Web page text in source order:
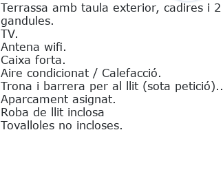
Terrassa amb taula exterior, cadires i 2
gandules.
TV.
Antena wifi.
Caixa forta.
Aire condicionat / Calefacció.
Trona i barrera per al llit (sota petició)..
Aparcament asignat.
Roba de llit inclosa
Tovalloles no incloses.